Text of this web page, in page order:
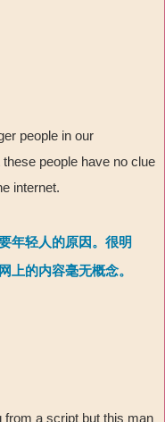
people in our
people have no clue
internet.
年轻人的原因。很明
上的内容毫无概念。
from a script but this man